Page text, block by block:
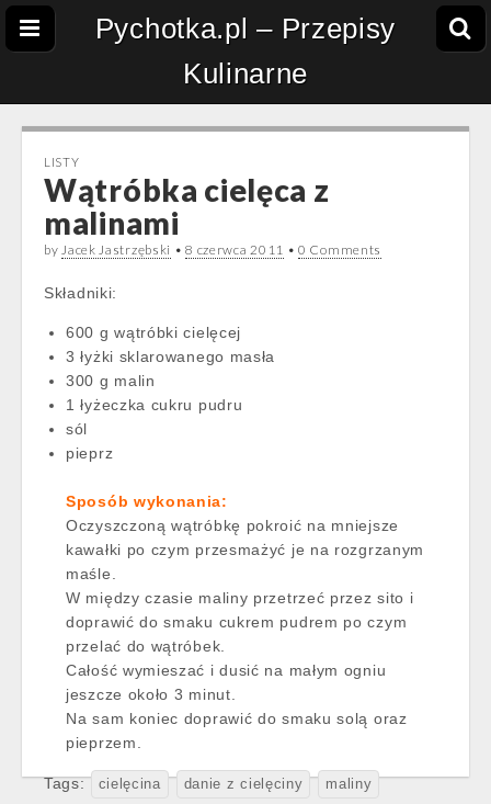
Pychotka.pl – Przepisy
Kulinarne
LISTY
Wątróbka cielęca z
malinami
byJacek Jastrzębski •8 czerwca 2011 •0 Comments
Składniki:
600 g wątróbki cielęcej
3 łyżki sklarowanego masła
300 g malin
1 łyżeczka cukru pudru
sól
pieprz
Sposób wykonania:
Oczyszczoną wątróbkę pokroić na mniejsze
kawałki po czym przesmażyć je na rozgrzanym
maśle.
W między czasie maliny przetrzeć przez sito i
doprawić do smaku cukrem pudrem po czym
przelać do wątróbek.
Całość wymieszać i dusić na małym ogniu
jeszcze około 3 minut.
Na sam koniec doprawić do smaku solą oraz
pieprzem.
Tags: cielęcina danie z cielęciny maliny